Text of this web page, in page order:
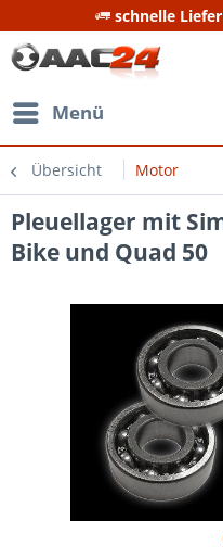
schnelle
Menü
Übersicht Motor
Pleuellager mit
Bike und Quad 50